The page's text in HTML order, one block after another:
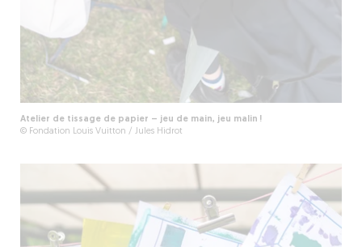
Atelier de tissage de papier – jeu de main, jeu malin !
© Fondation Louis Vuitton / Jules Hidrot